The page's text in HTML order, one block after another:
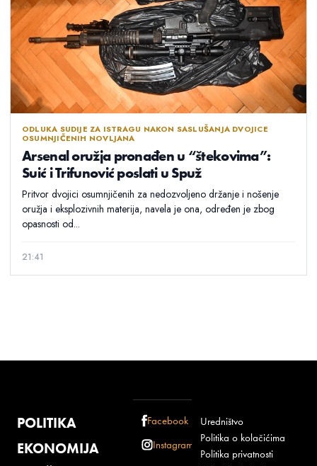
ODLUKA SUDIJE ZA ISTRAGU NAKON SASLUŠANJA DVOJICE
OSUMNJIČENIH NOVLJANA
Arsenal oružja pronađen u “štekovima”:
Suić i Trifunović poslati u Spuž
Pritvor dvojici osumnjičenih za nedozvoljeno držanje i nošenje
oružja i eksplozivnih materija, navela je ona, određen je zbog
opasnosti od...
21:41
POLITIKA
EKONOMIJA
Facebook
Instagram
Uredništvo
Politika o kolačićima
Politika privatnosti